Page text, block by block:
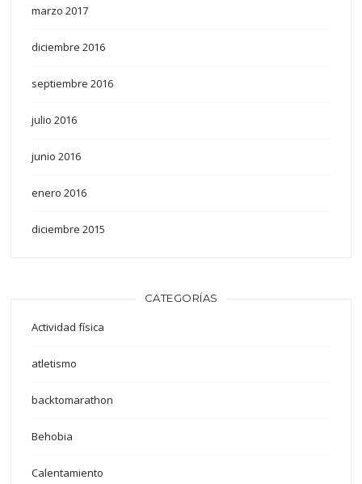
marzo 2017
diciembre 2016
septiembre 2016
julio 2016
junio 2016
enero 2016
diciembre 2015
CATEGORÍAS
Actividad física
atletismo
backtomarathon
Behobia
Calentamiento